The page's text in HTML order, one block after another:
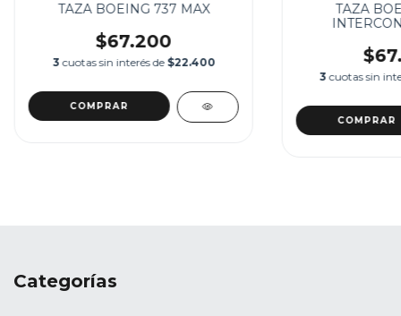
TAZA BOEING 737 MAX
$67.200
3 cuotas sin interés de $22.400
TAZA
3 cuotas sin
Categorías